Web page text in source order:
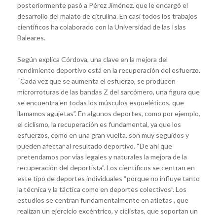
posteriormente pasó a Pérez Jiménez, que le encargó el
desarrollo del malato de citrulina. En casi todos los trabajos
científicos ha colaborado con la Universidad de las Islas
Baleares.
Según explica Córdova, una clave en la mejora del
rendimiento deportivo está en la recuperación del esfuerzo.
“Cada vez que se aumenta el esfuerzo, se producen
microrroturas de las bandas Z del sarcómero, una figura que
se encuentra en todas los músculos esqueléticos, que
llamamos agujetas”. En algunos deportes, como por ejemplo,
el ciclismo, la recuperación es fundamental, ya que los
esfuerzos, como en una gran vuelta, son muy seguidos y
pueden afectar al resultado deportivo. “De ahí que
pretendamos por vías legales y naturales la mejora de la
recuperación del deportista”. Los científicos se centran en
este tipo de deportes individuales “porque no influye tanto
la técnica y la táctica como en deportes colectivos”. Los
estudios se centran fundamentalmente en atletas , que
realizan un ejercicio excéntrico, y ciclistas, que soportan un